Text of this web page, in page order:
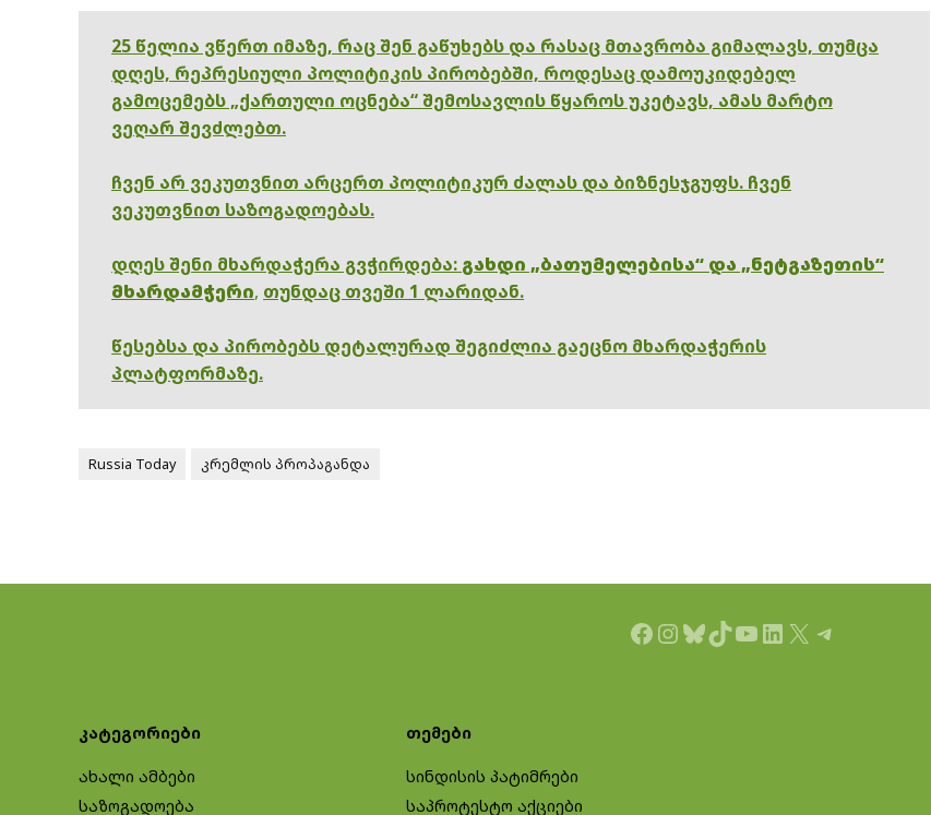
25 წელია ვწერთ იმაზე, რაც შენ გაწუხებს და რასაც მთავრობა გიმალავს, თუმცა
დღეს, რეპრესიული პოლიტიკის პირობებში, როდესაც დამოუკიდებელ
გამოცემებს „ქართული ოცნება“ შემოსავლის წყაროს უკეტავს, ამას მარტო
ვეღარ შევძლებთ.
ჩვენ არ ვეკუთვნით არცერთ პოლიტიკურ ძალას და ბიზნესჯგუფს. ჩვენ
ვეკუთვნით საზოგადოებას.
დღეს შენი მხარდაჭერა გვჭირდება: გახდი „ბათუმელებისა“ და „ნეტგაზეთის“
მხარდამჭერი, თუნდაც თვეში 1 ლარიდან.
წესებსა და პირობებს დეტალურად შეგიძლია გაეცნო მხარდაჭერის
პლატფორმაზე.
Russia Today კრემლის პროპაგანდა
Facebook
Instagram
Bluesky
TikTok
YouTube
LinkedIn
X Telegram
კატეგორიები
ახალი ამბები
საზოგადოება
თემები
სინდისის პატიმრები
საპროტესტო აქციები